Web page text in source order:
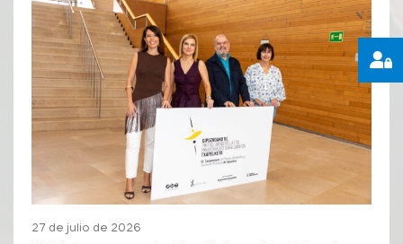
27 de julio de 2026